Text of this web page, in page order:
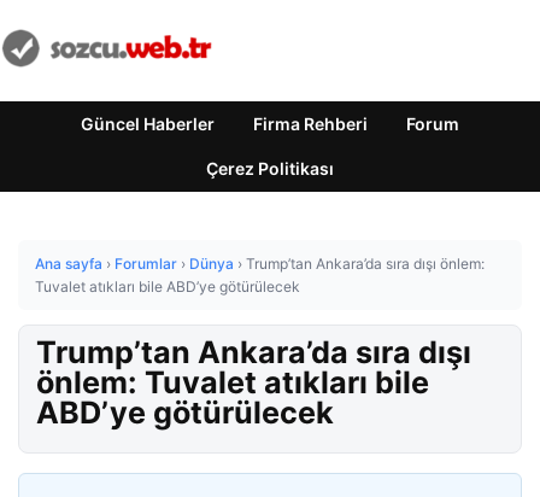
Güncel Haberler Firma Rehberi Forum
Çerez Politikası
Ana sayfa › Forumlar › Dünya › Trump’tan Ankara’da sıra dışı önlem:
Tuvalet atıkları bile ABD’ye götürülecek
Trump’tan Ankara’da sıra dışı
önlem: Tuvalet atıkları bile
ABD’ye götürülecek